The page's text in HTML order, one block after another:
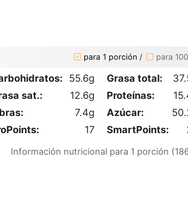
para 1 porción / para
55.6g Grasa total:
sat.:
12.6g Proteínas:
7.4g Azúcar:
17 SmartPoints:
Información nutricional para 1 porción